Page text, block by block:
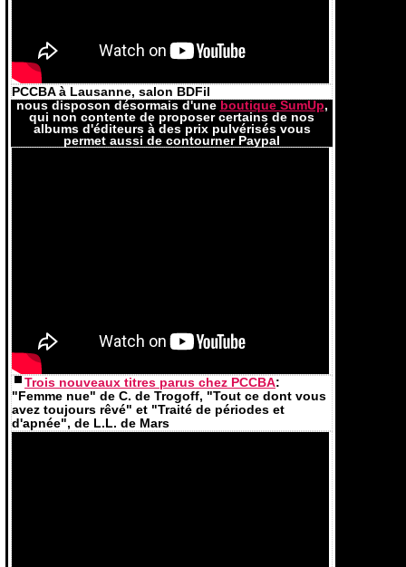
PCCBA à Lausanne, salon BDFil
nous disposon désormais d'une boutique SumUp,
qui non contente de proposer certains de nos
albums d'éditeurs à des prix pulvérisés vous
permet aussi de contourner Paypal
Trois nouveaux titres parus chez PCCBA:
"Femme nue" de C. de Trogoff, "Tout ce dont vous
avez toujours rêvé" et "Traité de périodes et
d'apnée", de L.L. de Mars